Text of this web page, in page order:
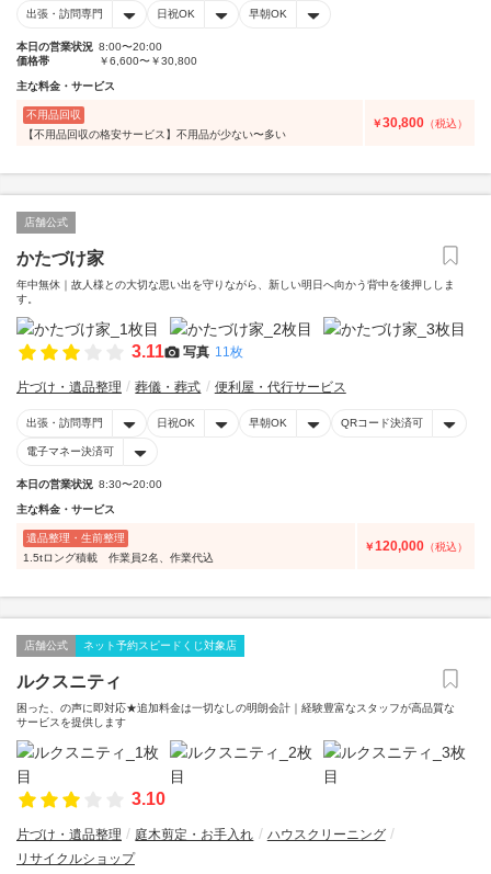
出張・訪問専門 日祝OK 早朝OK
本日の営業状況 8:00〜20:00
価格帯
￥6,600〜￥30,800
主な料金・サービス
不用品回収
【不用品回収の格安サービス】不用品が少ない〜多い
￥30,800 （税込）
店舗公式
かたづけ家
年中無休｜故人様との大切な思い出を守りながら、新しい明日へ向かう背中を後押ししま
す。
3.11 写真 11枚
片づけ・遺品整理 葬儀・葬式 便利屋・代行サービス
出張・訪問専門 日祝OK 早朝OK QRコード決済可
電子マネー決済可
本日の営業状況 8:30〜20:00
主な料金・サービス
遺品整理・生前整理
1.5tロング積載 作業員2名、作業代込
￥120,000 （税込）
店舗公式 ネット予約スピードくじ対象店
ルクスニティ
困った、の声に即対応★追加料金は一切なしの明朗会計｜経験豊富なスタッフが高品質な
サービスを提供します
3.10
片づけ・遺品整理 庭木剪定・お手入れ
ハウスクリーニング
リサイクルショップ